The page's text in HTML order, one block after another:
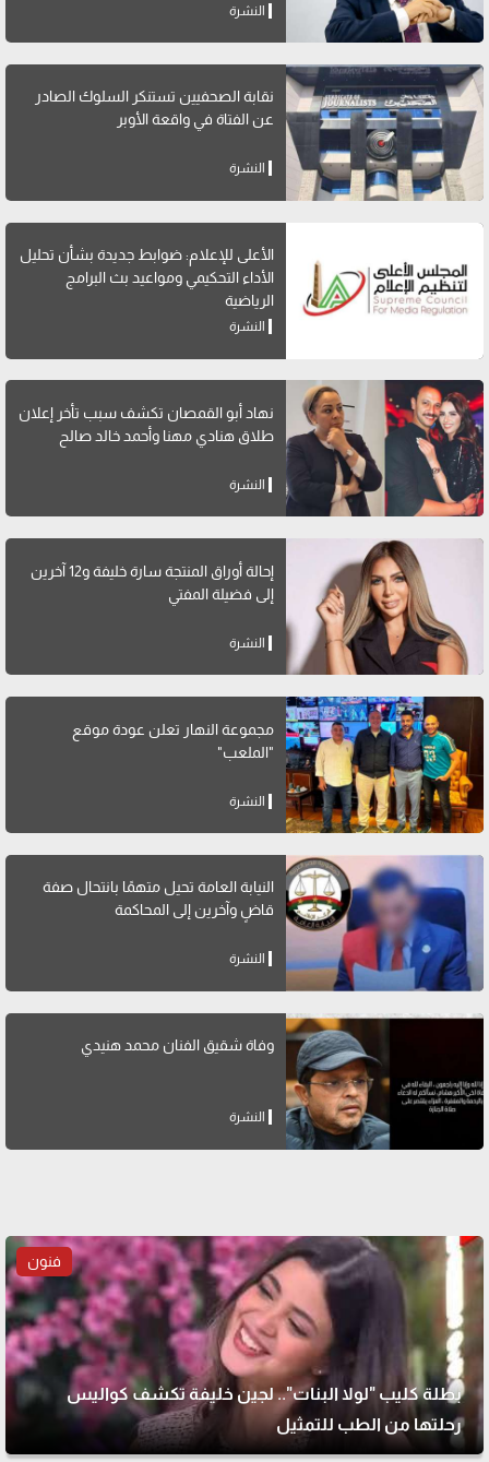
النشرة
نقابة الصحفيين تستنكر السلوك الصادر
عن الفتاة في واقعة الأوبر
النشرة
الأعلى للإعلام: ضوابط جديدة بشأن تحليل
الأداء التحكيمي ومواعيد بث البرامج
الرياضية
النشرة
نهاد أبو القمصان تكشف سبب تأخر إعلان
طلاق هنادي مهنا وأحمد خالد صالح
النشرة
إحالة أوراق المنتجة سارة خليفة و12 آخرين
إلى فضيلة المفتي
النشرة
مجموعة النهار تعلن عودة موقع
"الملعب"
النشرة
النيابة العامة تحيل متهمًا بانتحال صفة
قاضٍ وآخرين إلى المحاكمة
النشرة
وفاة شقيق الفنان محمد هنيدي
النشرة
فنون
بطلة كليب "لولا البنات".. لجين خليفة تكشف كواليس
رحلتها من الطب للتمثيل